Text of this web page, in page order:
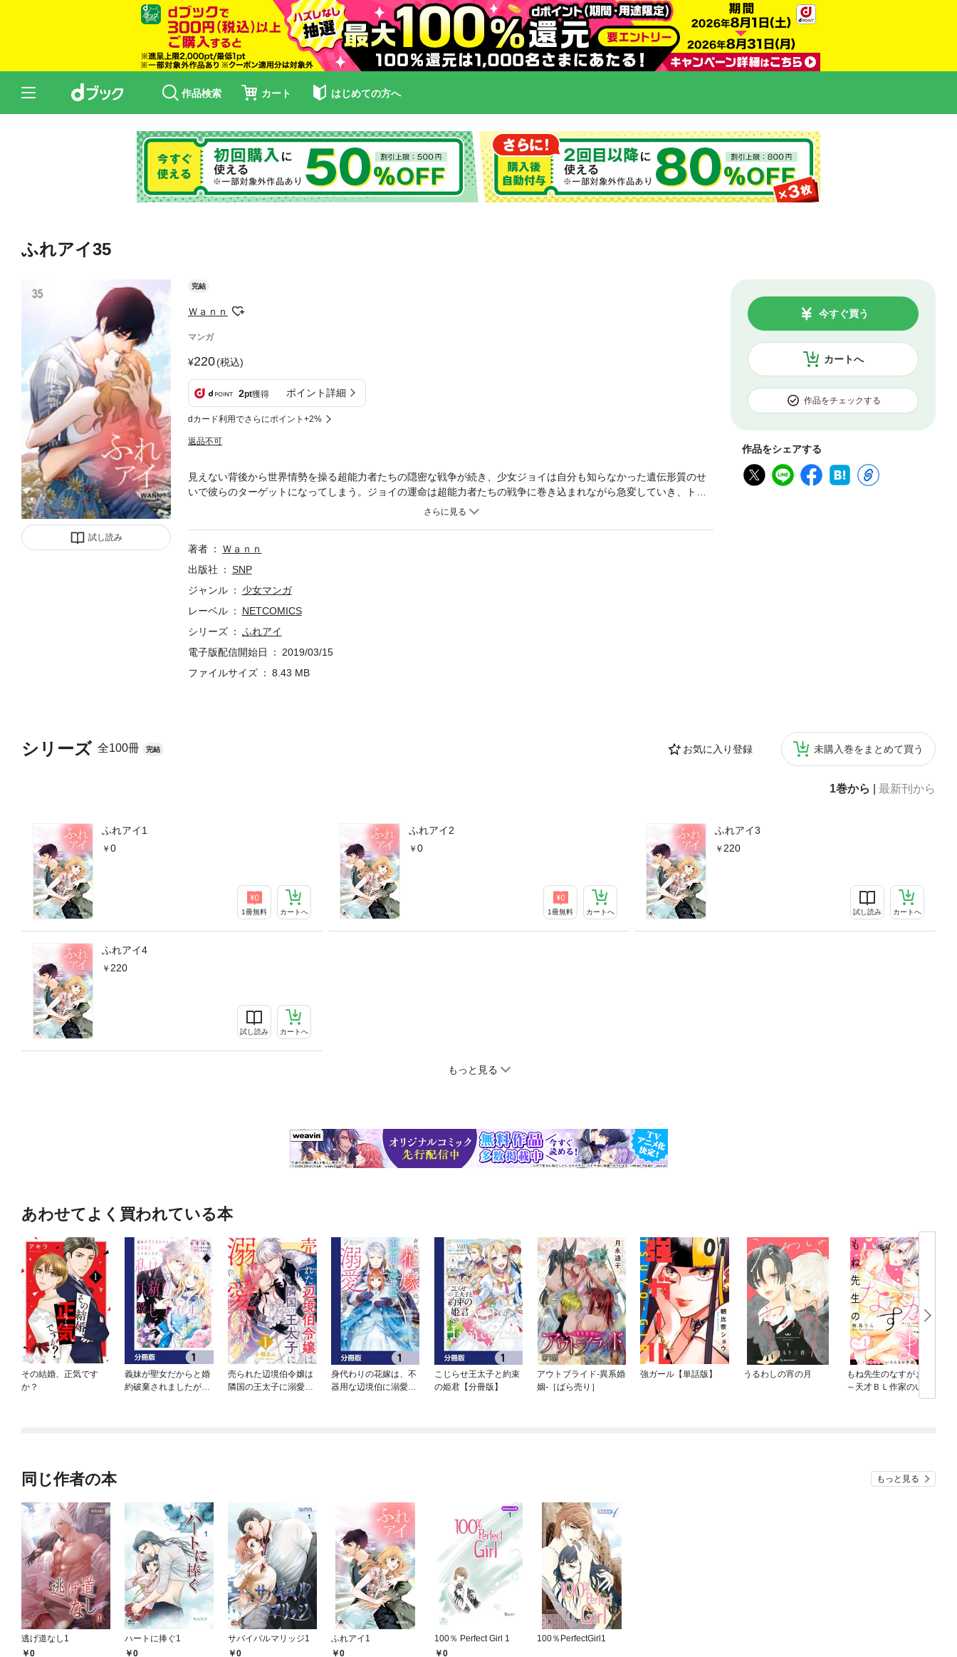
作品検索 カート はじめての方へ
ふれアイ35
試し読み
完結
Ｗａｎｎ
マンガ
220(税込)
2pt獲得 ポイント詳細
dカード利用でさらにポイント+2%
返品不可
カートへ
今すぐ買う
作品をチェックする
作品をシェアする
シリーズ 全100冊 完結 お気に入り登録 未購入巻をまとめて買う
1巻から 最新刊から
ふれアイ1
0
1冊無料 カートへ
ふれアイ2
0
1冊無料 カートへ
ふれアイ3
220
試し読み カートへ
ふれアイ4
220
試し読み カートへ
もっと見る
見えない背後から世界情勢を操る超能力者たちの隠密な戦争が続き、少女ジョイは自分も知らなかった遺伝形質のせ
いで彼らのターゲットになってしまう。ジョイの運命は超能力者たちの戦争に巻き込まれながら急変していき、トッ
プクラスの超能力者・ムサシが彼女を守るために派遣される。ムサシは知らぬ間にジョイに特別な感情を抱くように
著者
Ｗａｎｎ
出版社
SNP
ジャンル
少女マンガ
レーベル
NETCOMICS
シリーズ
ふれアイ
電子版配信開始日
2019/03/15
ファイルサイズ
8.43 MB
あわせてよく買われている本
その結婚、正気です
か？
義妹が聖女だからと婚
約破棄されましたが、
売られた辺境伯令嬢は
隣国の王太子に溺愛さ
身代わりの花嫁は、不
器用な辺境伯に溺愛さ
こじらせ王太子と約束
の姫君【分冊版】
アウトブライド-異系婚
姻-［ばら売り］
強ガール【単話版】 うるわしの宵の月
もね先生のなすがまま
～天才ＢＬ作家のいろ
んなお世話します～
同じ作者の本 もっと見る
逃げ道なし1
0
ハートに捧ぐ1
0
サバイバルマリッジ1
0
ふれアイ1
0
100％ Perfect Girl 1
0
100％PerfectGirl1